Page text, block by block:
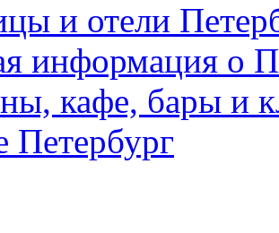
и отели
информация о
кафе, бары и
Петербург